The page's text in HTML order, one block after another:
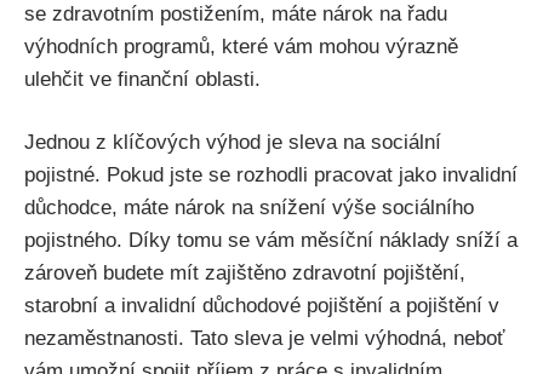
se zdravotním postižením, máte nárok na řadu
výhodních programů, které vám mohou výrazně
ulehčit ve finanční oblasti.
Jednou z klíčových výhod je sleva na sociální
pojistné. Pokud jste se rozhodli pracovat jako invalidní
důchodce, máte nárok na snížení výše sociálního
pojistného. Díky tomu se vám měsíční náklady sníží a
zároveň budete mít zajištěno zdravotní pojištění,
starobní a invalidní důchodové pojištění a pojištění v
nezaměstnanosti. Tato sleva je velmi výhodná, neboť